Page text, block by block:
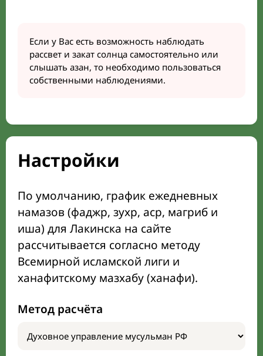
Если у Вас есть возможность наблюдать
рассвет и закат солнца самостоятельно или
слышать азан, то необходимо пользоваться
собственными наблюдениями.
Настройки
По умолчанию, график ежедневных
намазов (фаджр, зухр, аср, магриб и
иша) для Лакинска на сайте
рассчитывается согласно методу
Всемирной исламской лиги и
ханафитскому мазхабу (ханафи).
Метод расчёта